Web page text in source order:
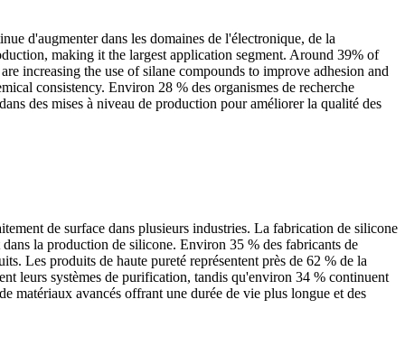
d'augmenter dans les domaines de l'électronique, de la
making it the largest application segment. Around 39% of
increasing the use of silane compounds to improve adhesion and
consistency. Environ 28 % des organismes de recherche
des mises à niveau de production pour améliorer la qualité des
de surface dans plusieurs industries. La fabrication de silicone
la production de silicone. Environ 35 % des fabricants de
Les produits de haute pureté représentent près de 62 % de la
leurs systèmes de purification, tandis qu'environ 34 % continuent
matériaux avancés offrant une durée de vie plus longue et des